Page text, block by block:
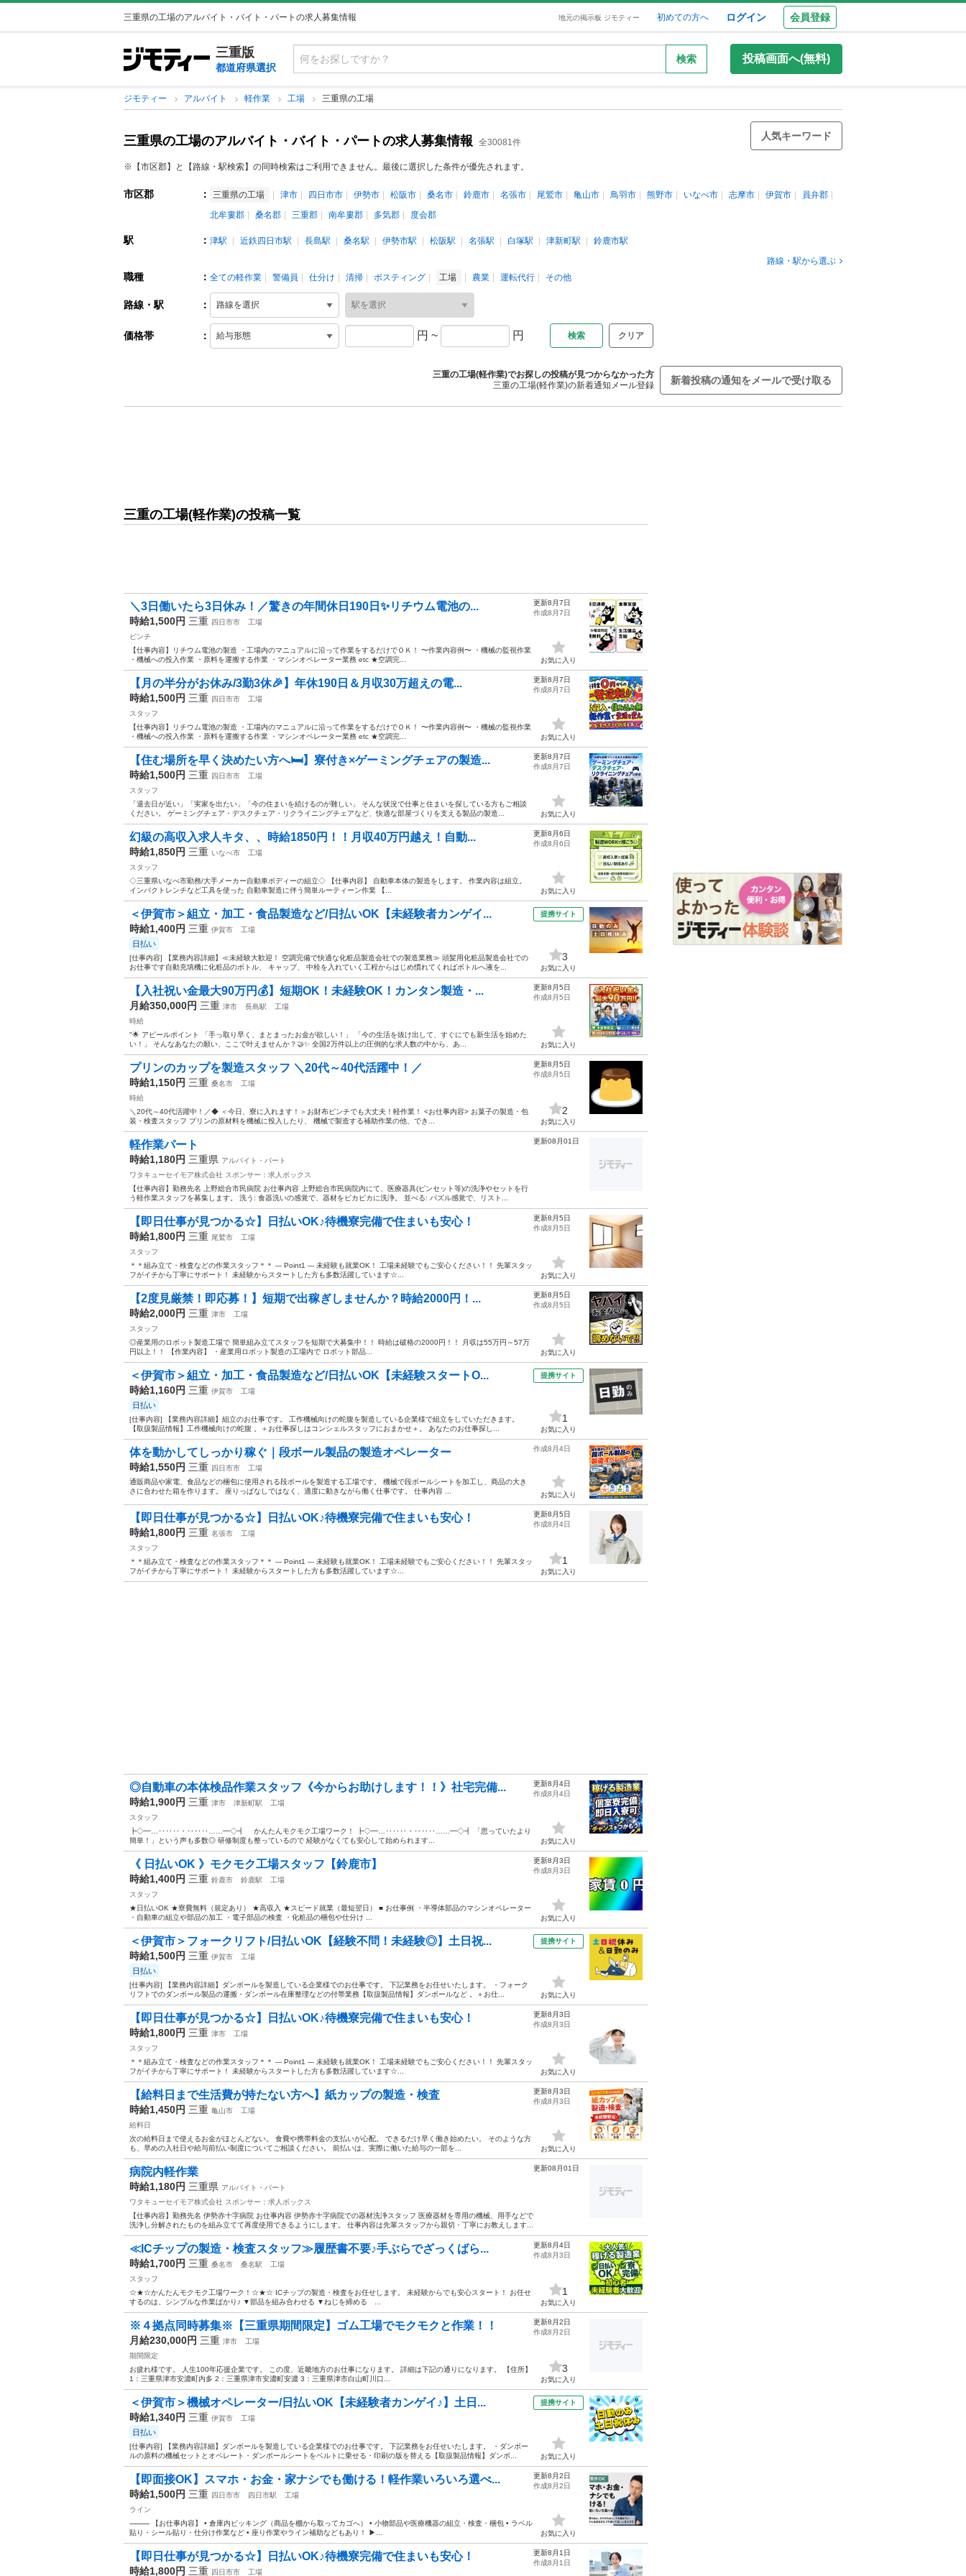
三重県の工場のアルバイト・バイト・パートの求人募集情報 地元の掲示板 ジモティー 初めての方へ ログイン 会員登録
三重版
都道府県選択
検索 投稿画面へ(無料)
ジモティー アルバイト 軽作業 工場 三重県の工場
三重県の工場のアルバイト・バイト・パートの求人募集情報 全30081件
人気キーワード
※【市区郡】と【路線・駅検索】の同時検索はご利用できません。最後に選択した条件が優先されます。
市区郡 ： 三重県の工場 津市 四日市市 伊勢市 松阪市 桑名市 鈴鹿市 名張市 尾鷲市 亀山市 鳥羽市 熊野市 いなべ市 志摩市 伊賀市
員弁郡
北牟婁郡
桑名郡 三重郡 南牟婁郡 多気郡 度会郡
駅 ： 津駅 近鉄四日市駅 長島駅 桑名駅 伊勢市駅 松阪駅 名張駅 白塚駅 津新町駅
鈴鹿市駅
路線・駅から選ぶ
職種 ： 全ての軽作業 警備員 仕分け 清掃 ポスティング 工場 農業 運転代行 その他
路線・駅 ：
価格帯 ： 円 ~ 円 クリア
三重の工場(軽作業)でお探しの投稿が見つからなかった方
三重の工場(軽作業)の新着通知メール登録
新着投稿の通知をメールで受け取る
三重の工場(軽作業)の投稿一覧
＼3日働いたら3日休み！／驚きの年間休日190日✨リチウム電池の...
時給1,500円 三重 四日市市
工場
ピンチ
【仕事内容】リチウム電池の製造 ・工場内のマニュアルに沿って作業をするだけでＯＫ！ 〜作業内容例〜 ・機械の監視作業
・機械への投入作業 ・原料を運搬する作業 ・マシンオペレーター業務 etc ★空調完...
更新8月7日
作成8月7日
お気に入り
【月の半分がお休み/3勤3休🎉】年休190日＆月収30万超えの電...
時給1,500円 三重 四日市市
工場
スタッフ
【仕事内容】リチウム電池の製造 ・工場内のマニュアルに沿って作業をするだけでＯＫ！ 〜作業内容例〜 ・機械の監視作業
・機械への投入作業 ・原料を運搬する作業 ・マシンオペレーター業務 etc ★空調完...
更新8月7日
作成8月7日
お気に入り
【住む場所を早く決めたい方へ🛏️】寮付き×ゲーミングチェアの製造...
時給1,500円 三重 四日市市
工場
スタッフ
「退去日が近い」「実家を出たい」「今の住まいを続けるのが難しい」 そんな状況で仕事と住まいを探している方もご相談
ください。 ゲーミングチェア・デスクチェア・リクライニングチェアなど、快適な部屋づくりを支える製品の製造...
更新8月7日
作成8月7日
お気に入り
幻級の高収入求人キタ、、時給1850円！！月収40万円越え！自動...
時給1,850円 三重 いなべ市
工場
スタッフ
◇三重県いなべ市勤務/大手メーカー自動車ボディーの組立◇ 【仕事内容】 自動車本体の製造をします。 作業内容は組立。
インパクトレンチなど工具を使った 自動車製造に伴う簡単ルーティーン作業 【...
更新8月6日
作成8月6日
お気に入り
＜伊賀市＞組立・加工・食品製造など/日払いOK【未経験者カンゲイ...
時給1,400円 三重 伊賀市 工場
日払い
[仕事内容] 【業務内容詳細】≪未経験大歓迎！ 空調完備で快適な化粧品製造会社での製造業務≫ 頭髪用化粧品製造会社での
お仕事です自動充填機に化粧品のボトル、 キャップ、 中栓を入れていく工程からはじめ慣れてくればボトルへ液を...
提携サイト
3
お気に入り
【入社祝い金最大90万円💰】短期OK！未経験OK！カンタン製造・...
月給350,000円 三重 津市 長島駅
工場
時給
"🌟 アピールポイント 「手っ取り早く、まとまったお金が欲しい！」 「今の生活を抜け出して、すぐにでも新生活を始めた
い！」 そんなあなたの願い、ここで叶えませんか？🤝✨ 全国2万件以上の圧倒的な求人数の中から、あ...
更新8月5日
作成8月5日
お気に入り
プリンのカップを製造スタッフ ＼20代～40代活躍中！／
時給1,150円 三重 桑名市
工場
時給
＼20代～40代活躍中！／◆ ＜今日、寮に入れます！＞お財布ピンチでも大丈夫！軽作業！ <お仕事内容> お菓子の製造・包
装・検査スタッフ プリンの原材料を機械に投入したり、 機械で製造する補助作業の他、でき...
更新8月5日
作成8月5日
2
お気に入り
軽作業パート
時給1,180円 三重県 アルバイト・パート
ワタキューセイモア株式会社 スポンサー：求人ボックス
【仕事内容】勤務先名 上野総合市民病院 お仕事内容 上野総合市民病院内にて、医療器具(ピンセット等)の洗浄やセットを行
う軽作業スタッフを募集します。 洗う: 食器洗いの感覚で、器材をピカピカに洗浄。 並べる: パズル感覚で、リスト...
更新08月01日
【即日仕事が見つかる☆】日払いOK♪待機寮完備で住まいも安心！
時給1,800円 三重 尾鷲市
工場
スタッフ
＊＊組み立て・検査などの作業スタッフ＊＊ --- Point1 --- 未経験も就業OK！ 工場未経験でもご安心ください！！ 先輩スタッ
フがイチから丁寧にサポート！ 未経験からスタートした方も多数活躍しています☆...
更新8月5日
作成8月5日
お気に入り
【2度見厳禁！即応募！】短期で出稼ぎしませんか？時給2000円！...
時給2,000円 三重 津市
工場
スタッフ
◎産業用のロボット製造工場で 簡単組み立てスタッフを短期で大募集中！！ 時給は破格の2000円！！ 月収は55万円～57万
円以上！！ 【作業内容】 ・産業用ロボット製造の工場内で ロボット部品...
更新8月5日
作成8月5日
お気に入り
＜伊賀市＞組立・加工・食品製造など/日払いOK【未経験スタートO...
時給1,160円 三重 伊賀市 工場
日払い
[仕事内容] 【業務内容詳細】組立のお仕事です。 工作機械向けの蛇腹を製造している企業様で組立をしていただきます。
【取扱製品情報】工作機械向けの蛇腹 。＋お仕事探しはコンシェルスタッフにおまかせ＋。 あなたのお仕事探し...
提携サイト
1
お気に入り
体を動かしてしっかり稼ぐ｜段ボール製品の製造オペレーター
時給1,550円 三重 四日市市
工場
通販商品や家電、食品などの梱包に使用される段ボールを製造する工場です。 機械で段ボールシートを加工し、商品の大き
さに合わせた箱を作ります。 座りっぱなしではなく、適度に動きながら働く仕事です。 仕事内容 ...
作成8月4日
お気に入り
【即日仕事が見つかる☆】日払いOK♪待機寮完備で住まいも安心！
時給1,800円 三重 名張市
工場
スタッフ
＊＊組み立て・検査などの作業スタッフ＊＊ --- Point1 --- 未経験も就業OK！ 工場未経験でもご安心ください！！ 先輩スタッ
フがイチから丁寧にサポート！ 未経験からスタートした方も多数活躍しています☆...
更新8月5日
作成8月4日
1
お気に入り
◎自動車の本体検品作業スタッフ《今からお助けします！！》社宅完備...
時給1,900円 三重 津市 津新町駅
工場
スタッフ
┣◇━…‥‥‥・‥‥‥……━◇┫ かんたんモクモク工場ワーク！ ┣◇━…‥‥‥・‥‥‥……━◇┫ 「思っていたより
簡単！」という声も多数◎ 研修制度も整っているので 経験がなくても安心して始められます...
更新8月4日
作成8月4日
お気に入り
《 日払いOK 》モクモク工場スタッフ【鈴鹿市】
時給1,400円 三重 鈴鹿市 鈴鹿駅
工場
スタッフ
★日払いOK ★寮費無料（規定あり） ★高収入 ★スピード就業（最短翌日） ■ お仕事例 ・半導体部品のマシンオペレーター
・自動車の組立や部品の加工 ・電子部品の検査 ・化粧品の梱包や仕分け ...
更新8月3日
作成8月3日
お気に入り
＜伊賀市＞フォークリフト/日払いOK【経験不問！未経験◎】土日祝...
時給1,500円 三重 伊賀市 工場
日払い
[仕事内容] 【業務内容詳細】ダンボールを製造している企業様でのお仕事です。 下記業務をお任せいたします。 ・フォーク
リフトでのダンボール製品の運搬・ダンボール在庫整理などの付帯業務【取扱製品情報】ダンボールなど 。＋お仕...
提携サイト
お気に入り
【即日仕事が見つかる☆】日払いOK♪待機寮完備で住まいも安心！
時給1,800円 三重 津市
工場
スタッフ
＊＊組み立て・検査などの作業スタッフ＊＊ --- Point1 --- 未経験も就業OK！ 工場未経験でもご安心ください！！ 先輩スタッ
フがイチから丁寧にサポート！ 未経験からスタートした方も多数活躍しています☆...
更新8月3日
作成8月3日
お気に入り
【給料日まで生活費が持たない方へ】紙カップの製造・検査
時給1,450円 三重 亀山市
工場
給料日
次の給料日まで使えるお金がほとんどない。 食費や携帯料金の支払いが心配。 できるだけ早く働き始めたい。 そのような方
も、早めの入社日や給与前払い制度についてご相談ください。 前払いは、実際に働いた給与の一部を...
更新8月3日
作成8月3日
お気に入り
病院内軽作業
時給1,180円 三重県 アルバイト・パート
ワタキューセイモア株式会社 スポンサー：求人ボックス
【仕事内容】勤務先名 伊勢赤十字病院 お仕事内容 伊勢赤十字病院での器材洗浄スタッフ 医療器材を専用の機械、用手などで
洗浄し分解されたものを組み立てて再度使用できるようにします。 仕事内容は先輩スタッフから親切・丁寧にお教えします...
更新08月01日
≪ICチップの製造・検査スタッフ≫履歴書不要♪手ぶらでざっくばら...
時給1,700円 三重 桑名市 桑名駅
工場
スタッフ
☆★☆かんたんモクモク工場ワーク！☆★☆ ICチップの製造・検査をお任せします。 未経験からでも安心スタート！ お任せ
するのは、シンプルな作業ばかり♪ ▼部品を組み合わせる ▼ねじを締める ...
更新8月4日
作成8月3日
1
お気に入り
※４拠点同時募集※【三重県期間限定】ゴム工場でモクモクと作業！！
月給230,000円 三重 津市
工場
期間限定
お疲れ様です。 人生100年応援企業です。 この度、近畿地方のお仕事になります。 詳細は下記の通りになります。 【住所】
1：三重県津市安濃町内多 2：三重県津市安濃町安濃 3：三重県津市白山町川口...
更新8月2日
作成8月2日
3
お気に入り
＜伊賀市＞機械オペレーター/日払いOK【未経験者カンゲイ♪】土日...
時給1,340円 三重 伊賀市 工場
日払い
[仕事内容] 【業務内容詳細】ダンボールを製造している企業様でのお仕事です。 下記業務をお任せいたします。 ・ダンボー
ルの原料の機械セットとオペレート・ダンボールシートをベルトに乗せる・印刷の版を替える【取扱製品情報】ダンボ...
提携サイト
お気に入り
【即面接OK】スマホ・お金・家ナシでも働ける！軽作業いろいろ選べ...
時給1,500円 三重 四日市市 四日市駅
工場
ライン
⸻ 【お仕事内容】 • 倉庫内ピッキング（商品を棚から取ってカゴへ） • 小物部品や医療機器の組立・検査・梱包 • ラベル
貼り・シール貼り・仕分け作業など • 座り作業やライン補助などもあり！ ▶...
更新8月2日
作成8月2日
お気に入り
【即日仕事が見つかる☆】日払いOK♪待機寮完備で住まいも安心！
時給1,800円 三重 四日市市 工場
更新8月1日
作成8月1日